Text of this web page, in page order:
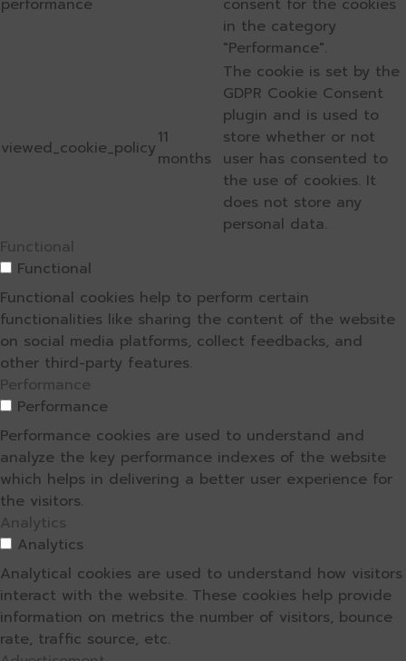
performance
consent for the cookies
in the category
"Performance".
viewed_cookie_policy11
months
The cookie is set by the
GDPR Cookie Consent
plugin and is used to
store whether or not
user has consented to
the use of cookies. It
does not store any
personal data.
Functional
Functional
Functional cookies help to perform certain
functionalities like sharing the content of the website
on social media platforms, collect feedbacks, and
other third-party features.
Performance
Performance
Performance cookies are used to understand and
analyze the key performance indexes of the website
which helps in delivering a better user experience for
the visitors.
Analytics
Analytics
Analytical cookies are used to understand how visitors
interact with the website. These cookies help provide
information on metrics the number of visitors, bounce
rate, traffic source, etc.